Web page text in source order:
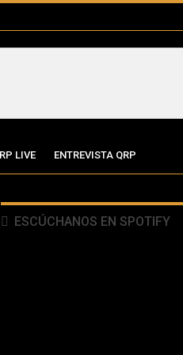
LIVE ENTREVISTA QRP
ESCÚCHANOS EN SPOTIFY